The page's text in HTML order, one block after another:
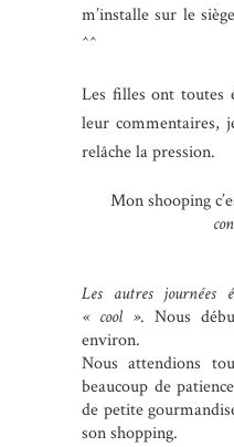
m’installe sur le
^^
Les filles ont toutes
leur commentaires,
relâche la pression.
Mon shooping
Les autres
« cool ». Nous
environ.
Nous attendions
beaucoup de
de petite
son shopping.